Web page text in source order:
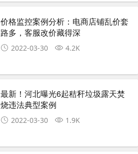
价格监控案例分析：电商店铺乱价套
路多，客服改价藏得深
2022-03-30 4.2K
最新！河北曝光6起秸秆垃圾露天焚
烧违法典型案例
2022-03-30 1.9K